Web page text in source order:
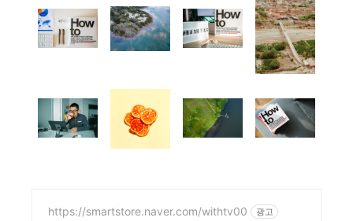
https://smartstore.naver.com/withtv00 광고